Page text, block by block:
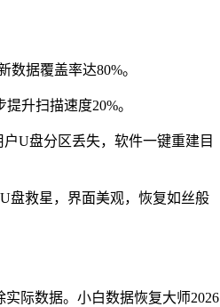
据覆盖率达80%。
升扫描速度20%。
U盘分区丢失，软件一键重建目
盘救星，界面美观，恢复如丝般
际数据。小白数据恢复大师2026